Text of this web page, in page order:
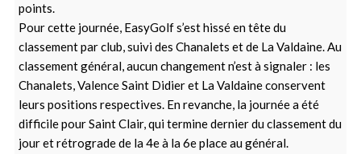
points.
Pour cette journée, EasyGolf s’est hissé en tête du
classement par club, suivi des Chanalets et de La Valdaine. Au
classement général, aucun changement n’est à signaler : les
Chanalets, Valence Saint Didier et La Valdaine conservent
leurs positions respectives. En revanche, la journée a été
difficile pour Saint Clair, qui termine dernier du classement du
jour et rétrograde de la 4e à la 6e place au général.